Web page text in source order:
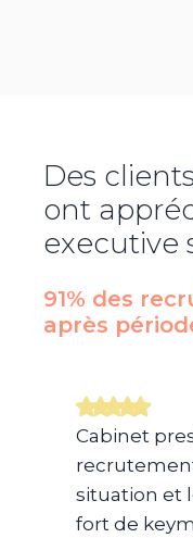
Des
ont
executive
91% des
après
Cabinet
situation et
fort de